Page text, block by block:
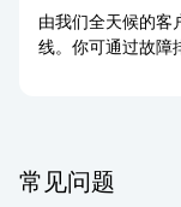
由我们全天候的客
线。你可通过故障
常见问题